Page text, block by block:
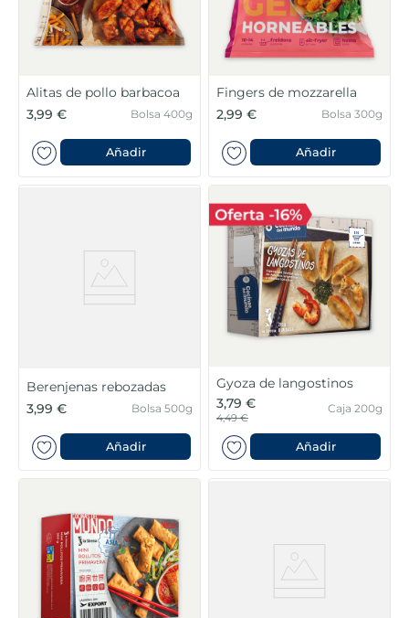
Alitas de pollo barbacoa
3,99 €
Bolsa 400g
Añadir
Fingers de mozzarella
2,99 €
Bolsa 300g
Añadir
Berenjenas rebozadas
3,99 €
Bolsa 500g
Añadir
Gyoza de langostinos
3,79 €
4,49 €
Caja 200g
Añadir